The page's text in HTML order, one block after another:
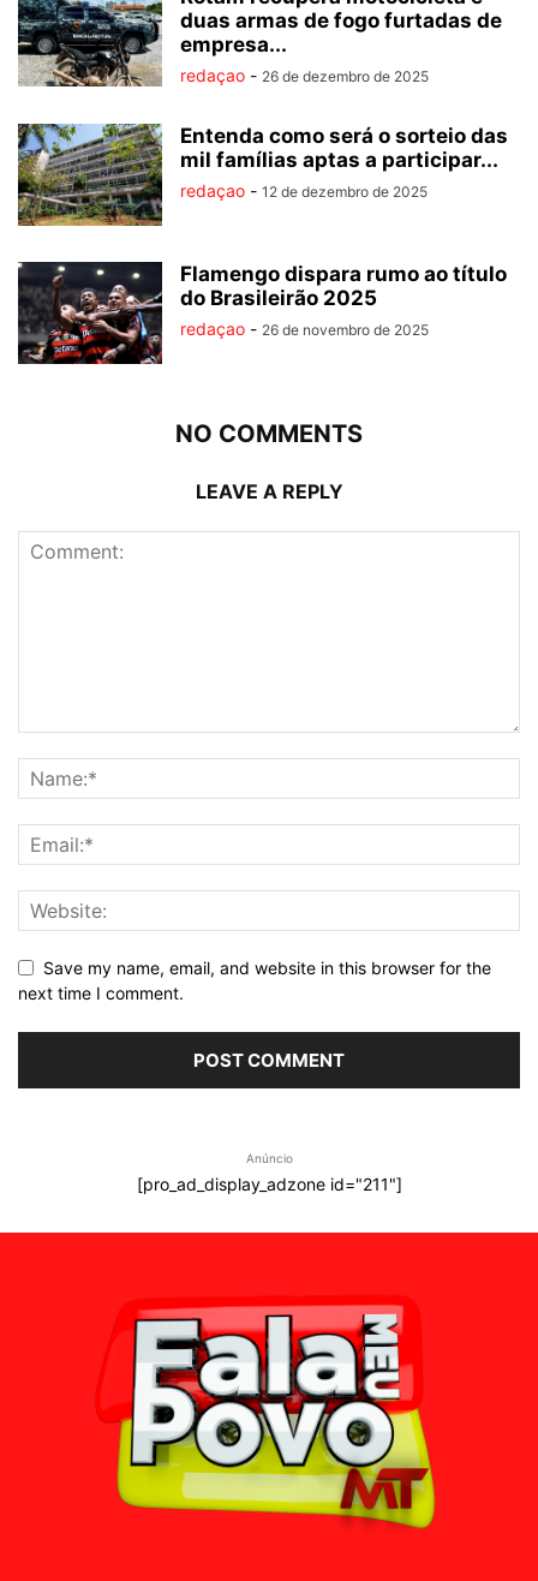
duas armas de fogo furtadas de
empresa...
redaçao - 26 de dezembro de 2025
Entenda como será o sorteio das
mil famílias aptas a participar...
redaçao - 12 de dezembro de 2025
Flamengo dispara rumo ao título
do Brasileirão 2025
redaçao - 26 de novembro de 2025
NO COMMENTS
LEAVE A REPLY
Save my name, email, and website in this browser for the
next time I comment.
Anúncio
[pro_ad_display_adzone id="211"]